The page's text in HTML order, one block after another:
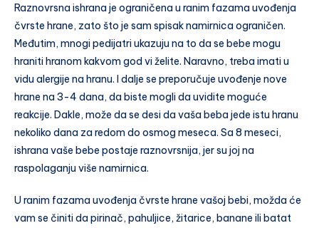
Raznovrsna ishrana je ograničena u ranim fazama uvođenja
čvrste hrane, zato što je sam spisak namirnica ograničen.
Međutim, mnogi pedijatri ukazuju na to da se bebe mogu
hraniti hranom kakvom god vi želite. Naravno, treba imati u
vidu alergije na hranu. I dalje se preporučuje uvođenje nove
hrane na 3-4 dana, da biste mogli da uvidite moguće
reakcije. Dakle, može da se desi da vaša beba jede istu hranu
nekoliko dana za redom do osmog meseca. Sa 8 meseci,
ishrana vaše bebe postaje raznovrsnija, jer su joj na
raspolaganju više namirnica.
U ranim fazama uvođenja čvrste hrane vašoj bebi, možda će
vam se činiti da pirinač, pahuljice, žitarice, banane ili batat